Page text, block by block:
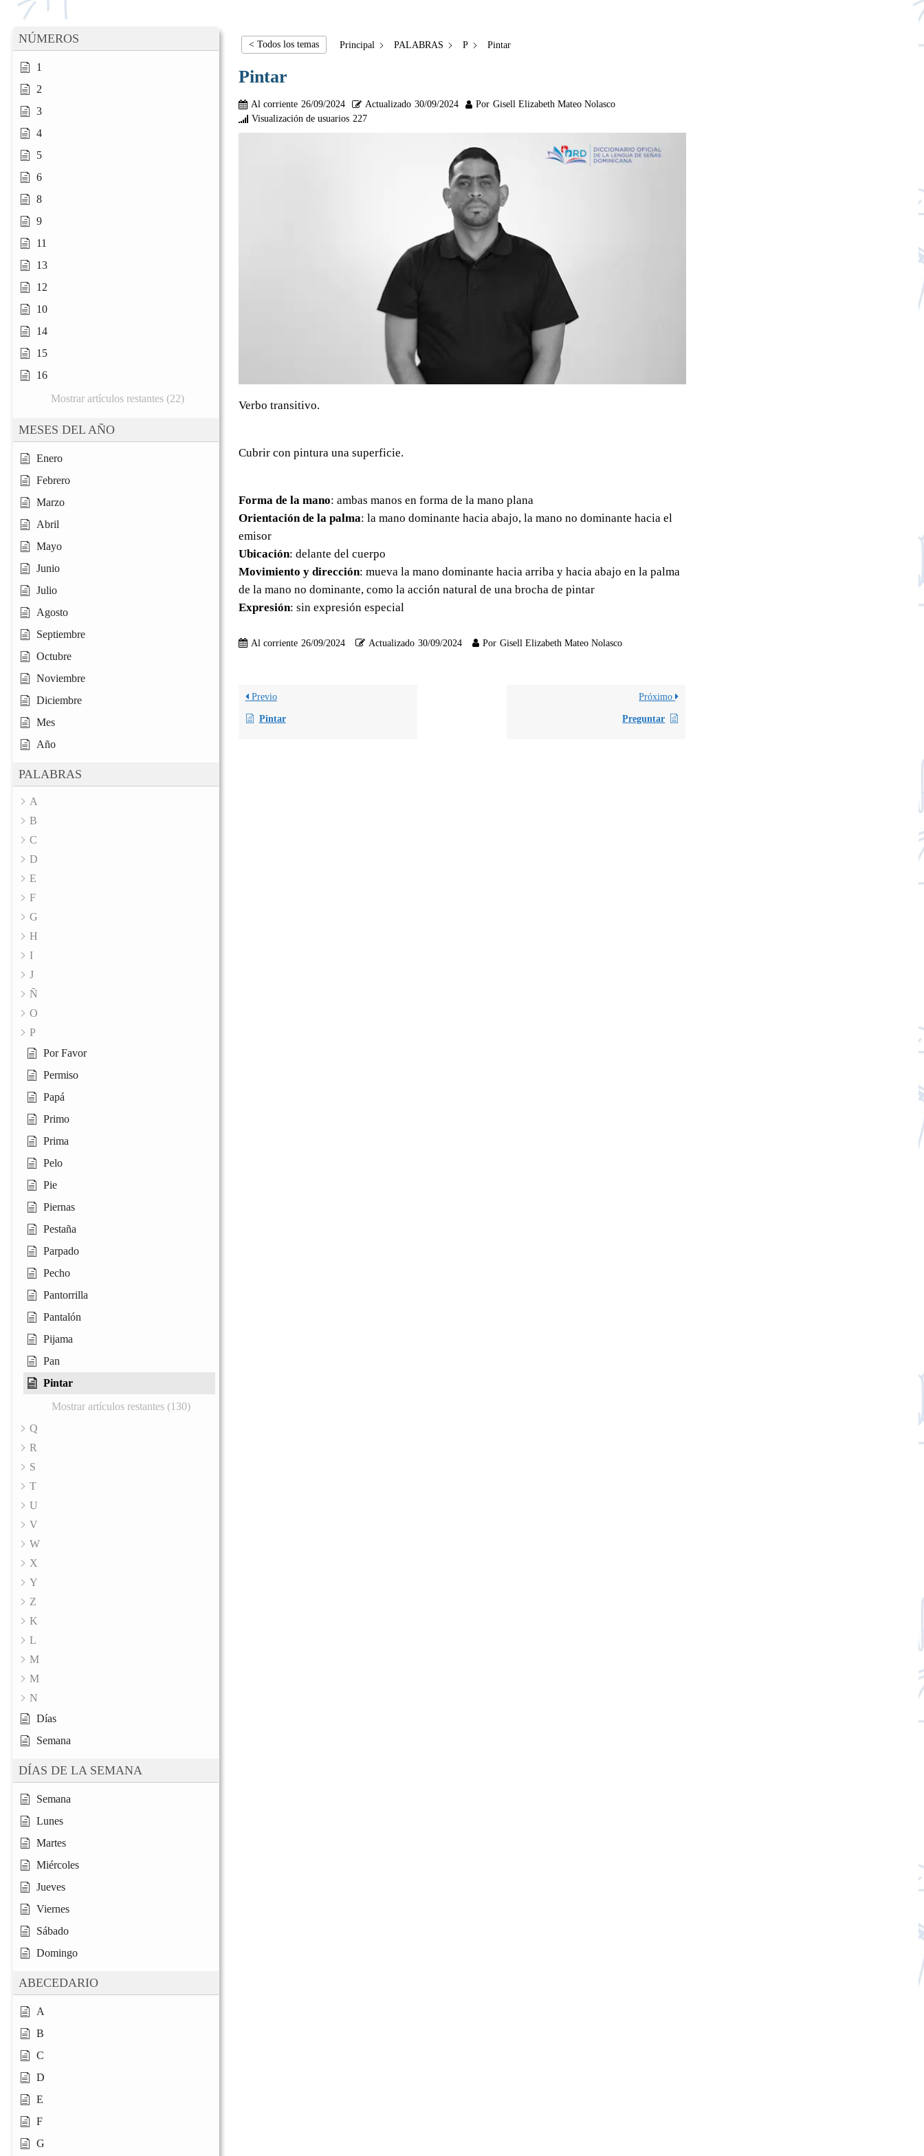
NÚMEROS
1
2
3
4
5
6
8
9
11
13
12
10
14
15
16
Mostrar artículos restantes (22)
MESES DEL AÑO
Enero
Febrero
Marzo
Abril
Mayo
Junio
Julio
Agosto
Septiembre
Octubre
Noviembre
Diciembre
Mes
Año
PALABRAS
A
B
C
D
E
F
G
H
I
J
Ñ
O
P
Por Favor
Permiso
Papá
Primo
Prima
Pelo
Pie
Piernas
Pestaña
Parpado
Pecho
Pantorrilla
Pantalón
Pijama
Pan
Pintar
Mostrar artículos restantes (130)
Q
R
S
T
U
V
W
X
Y
Z
K
L
M
M
N
Días
Semana
DÍAS DE LA SEMANA
Semana
Lunes
Martes
Miércoles
Jueves
Viernes
Sábado
Domingo
ABECEDARIO
A
B
C
D
E
F
G
< Todos los temas Principal PALABRAS P Pintar
Pintar
Al corriente 26/09/2024 Actualizado 30/09/2024 Por Gisell Elizabeth Mateo Nolasco
Visualización de usuarios 227
Verbo transitivo.
Cubrir con pintura una superficie.
Forma de la mano: ambas manos en forma de la mano plana
Orientación de la palma: la mano dominante hacia abajo, la mano no dominante hacia el
emisor
Ubicación: delante del cuerpo
Movimiento y dirección: mueva la mano dominante hacia arriba y hacia abajo en la palma
de la mano no dominante, como la acción natural de una brocha de pintar
Expresión: sin expresión especial
Al corriente 26/09/2024 Actualizado 30/09/2024 Por Gisell Elizabeth Mateo Nolasco
Previo
Pintar
Próximo
Preguntar